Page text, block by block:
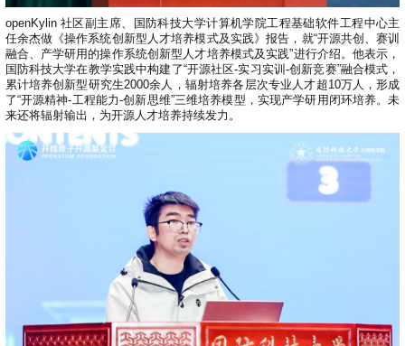
openKylin 社区副主席、国防科技大学计算机学院工程基础软件工程中心主
任余杰做《操作系统创新型人才培养模式及实践》报告，就“开源共创、赛训
融合、产学研用的操作系统创新型人才培养模式及实践”进行介绍。他表示，
国防科技大学在教学实践中构建了“开源社区-实习实训-创新竞赛”融合模式，
累计培养创新型研究生2000余人，辐射培养各层次专业人才超10万人，形成
了“开源精神-工程能力-创新思维”三维培养模型，实现产学研用闭环培养。未
来还将辐射输出，为开源人才培养持续发力。